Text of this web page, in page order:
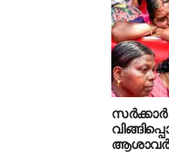
സര്‍ക്കാര്‍